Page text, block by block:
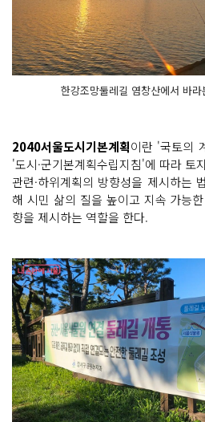
한강조망둘레길 염창산에서 바
2040서울도시기본계획이란 '국토의
'도시·군기본계획수립지침'에 따라 토
관련·하위계획의 방향성을 제시하는
해 시민 삶의 질을 높이고 지속 가능
향을 제시하는 역할을 한다.